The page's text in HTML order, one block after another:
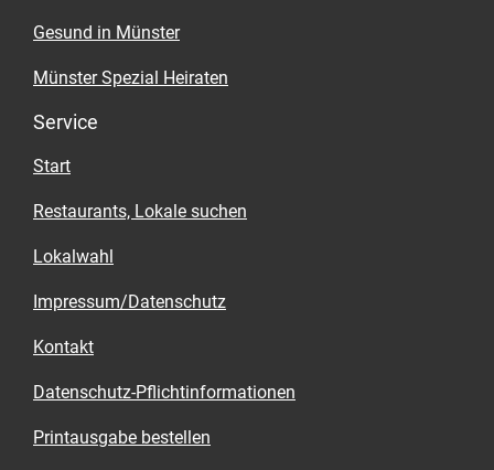
Gesund in Münster
Münster Spezial Heiraten
Service
Start
Restaurants, Lokale suchen
Lokalwahl
Impressum/Datenschutz
Kontakt
Datenschutz-Pflichtinformationen
Printausgabe bestellen